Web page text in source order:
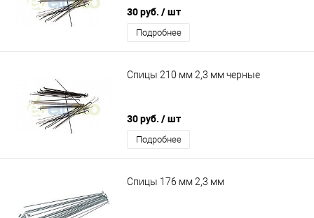
30 руб. / шт
Подробнее
Спицы 210 мм 2,3 мм черные
30 руб. / шт
Подробнее
Спицы 176 мм 2,3 мм